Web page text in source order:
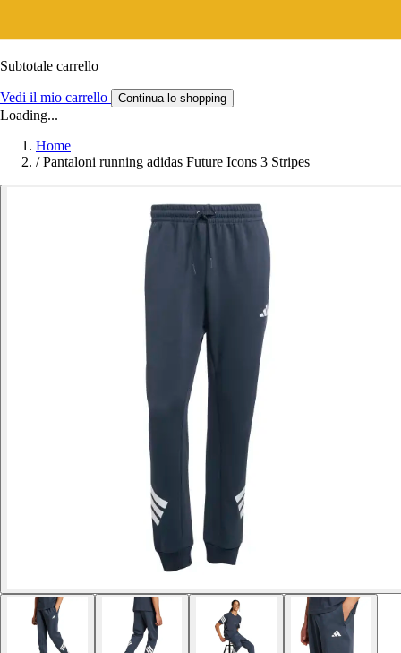
Subtotale carrello
Vedi il mio carrello Continua lo shopping
Loading...
Home
/ Pantaloni running adidas Future Icons 3 Stripes